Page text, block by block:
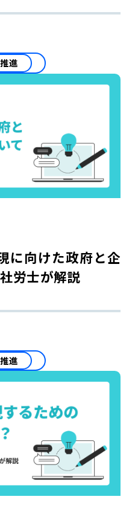
進
に向けた政府と企
労士が解説
進